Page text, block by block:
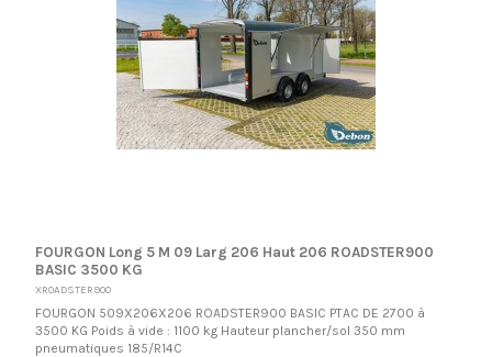
FOURGON Long 5 M 09 Larg 206 Haut 206 ROADSTER900
BASIC 3500 KG
XROADSTER900
FOURGON 509X206X206 ROADSTER900 BASIC PTAC DE 2700 à
3500 KG Poids à vide : 1100 kg Hauteur plancher/sol 350 mm
pneumatiques 185/R14C